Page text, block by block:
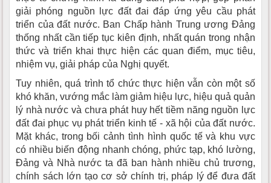
giải phóng nguồn lực đất đai đáp ứng yêu cầu phát
triển của đất nước. Ban Chấp hành Trung ương Đảng
thống nhất cần tiếp tục kiên định, nhất quán trong nhận
thức và triển khai thực hiện các quan điểm, mục tiêu,
nhiệm vụ, giải pháp của Nghị quyết.
Tuy nhiên, quá trình tổ chức thực hiện vẫn còn một số
khó khăn, vướng mắc làm giảm hiệu lực, hiệu quả quản
lý nhà nước và chưa phát huy hết tiềm năng nguồn lực
đất đai phục vụ phát triển kinh tế - xã hội của đất nước.
Mặt khác, trong bối cảnh tình hình quốc tế và khu vực
có nhiều biến động nhanh chóng, phức tạp, khó lường,
Đảng và Nhà nước ta đã ban hành nhiều chủ trương,
chính sách lớn tạo cơ sở chính trị, pháp lý để đưa đất